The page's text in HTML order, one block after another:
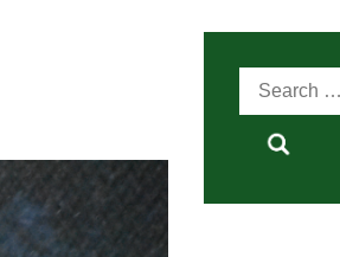
Search
for: